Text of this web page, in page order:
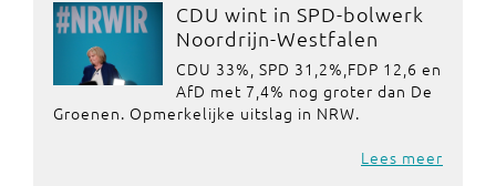
CDU wint in SPD-bolwerk
Noordrijn-Westfalen
CDU 33%, SPD 31,2%,FDP 12,6 en
AfD met 7,4% nog groter dan De
Groenen. Opmerkelijke uitslag in NRW.
Lees meer